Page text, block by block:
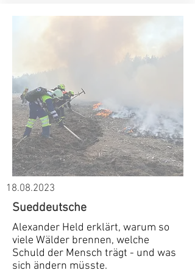
18.08.2023
Sueddeutsche
Alexander Held erklärt, warum so
viele Wälder brennen, welche
Schuld der Mensch trägt - und was
sich ändern müsste.